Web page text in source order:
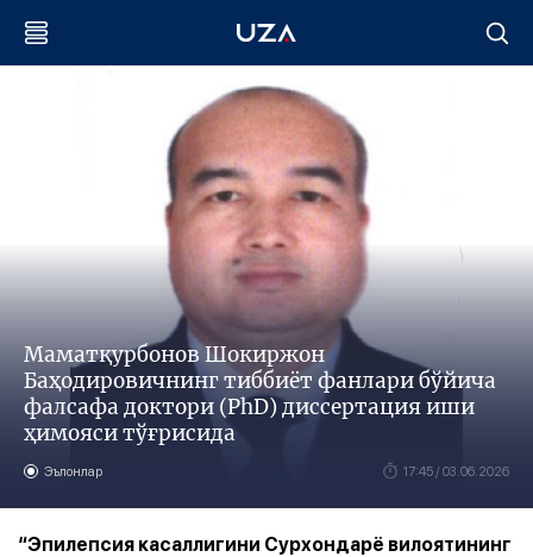
Маматқурбонов Шокиржон
Баҳодировичнинг тиббиёт фанлари бўйича
фалсафа доктори (PhD) диссертация иши
ҳимояси тўғрисида
Эълонлар 17:45 / 03.06.2026
“Эпилепсия касаллигини Сурхондарё вилоятининг